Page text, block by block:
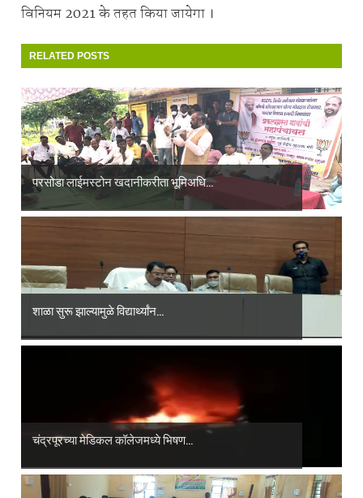
विनियम 2021 के तहत किया जायेगा ।
RELATED POSTS
परसोडा लाईमस्टोन खदानीकरीता भूमिअधि...
शाळा सुरू झाल्यामुळे विद्यार्थ्यांन...
चंद्रपूरच्या मेडिकल कॉलेजमध्ये भिषण...